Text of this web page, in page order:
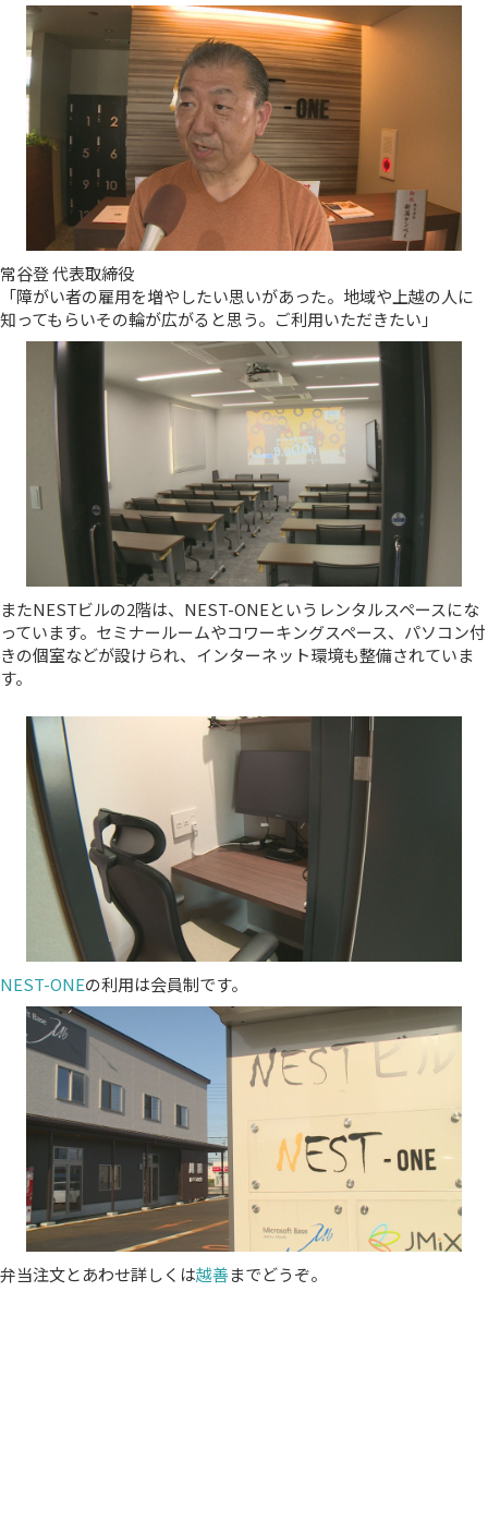
常谷登 代表取締役
「障がい者の雇用を増やしたい思いがあった。地域や上越の人に
知ってもらいその輪が広がると思う。ご利用いただきたい」
またNESTビルの2階は、NEST-ONEというレンタルスペースにな
っています。セミナールームやコワーキングスペース、パソコン付
きの個室などが設けられ、インターネット環境も整備されていま
す。
NEST-ONEの利用は会員制です。
弁当注文とあわせ詳しくは越善までどうぞ。